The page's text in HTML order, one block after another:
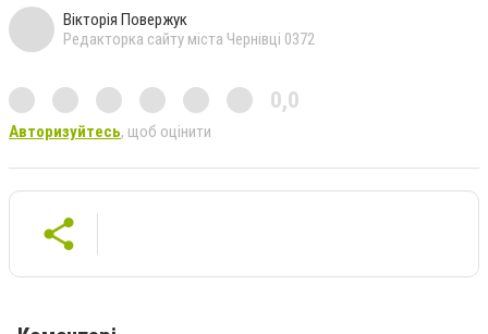
Вікторія Повержук
Редакторка сайту міста Чернівці 0372
0,0
Авторизуйтесь, щоб оцінити